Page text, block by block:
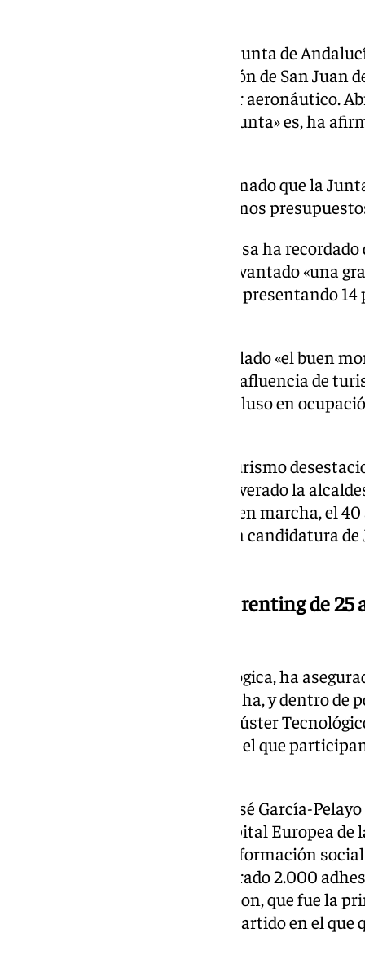
Además, ha adelantado que la Junta de
proyecto del Centro de Formación de San
centro relacionado con el sector aeronáutico.
PSOE cuando gobernaba en la Junta» es, ha
Además del proyecto, ha confirmado que la
millones de euros» en los próximos
Al hilo de este asunto, la alcaldesa ha
Aeronáutico Net Zero, que ha levantado «una
empresas ya se han interesado, presentando
En materia de turismo, ha señalado «el buen
turística» en la ciudad, con una afluencia de
verano» en Jerez, superando incluso en
«Seguimos trabajando por un turismo
excelencia y sostenible», ha aseverado la
proyectos de hoteles que están en marcha, el
Ángel Nieto el año que viene o la candidatura
«Con la contratación de un renting de
En materia de industria tecnológica, ha
Connected’, que ya está en marcha, y dentro
municipal. A esto se suma, el Clúster
involucradas en un proyecto en el que
En materia de cultura, María José García-
candidatura de Jerez 2031 a Capital Europea
presenta como «motor de transformación
poco más de un mes hemos logrado 2.000
como el Ayuntamiento de Avignon, que fue la
Cultura. Este es un sueño compartido en el